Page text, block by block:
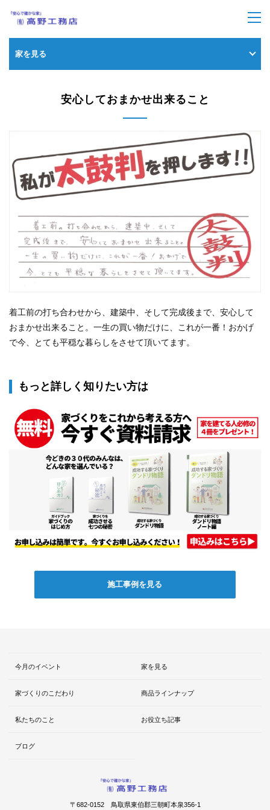
家を見る
安心しておまかせ出来ること
着工前の打ち合わせから、建築中、そして完成後まで、 安心して
おまかせ出来ること。 一生の買い物だけに、これが一番！ おかげ
で今、とても平穏な暮らしをさせて頂いてます。
もっと詳しく知りたい方は
施工事例を見る
今月のイベント 家を見る
家づくりのこだわり 商品ラインナップ
私たちのこと お役立ち記事
ブログ
〒682-0152 鳥取県東伯郡三朝町本泉356-1